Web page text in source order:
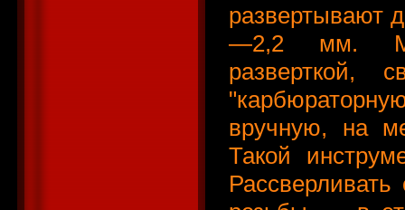
развертывают
—2,2 мм.
разверткой,
вручную, на
Такой